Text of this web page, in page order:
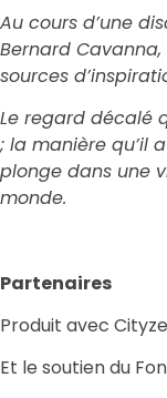
Au cours d’une
Bernard
sources
Le regard décalé
; la manière qu’il
plonge dans une
monde.
Partenaires
Produit avec
Et le soutien du